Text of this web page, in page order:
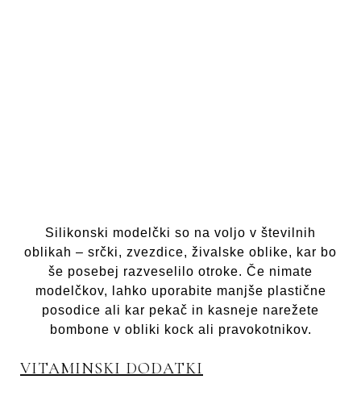
Silikonski modelčki so na voljo v številnih
oblikah – srčki, zvezdice, živalske oblike, kar bo
še posebej razveselilo otroke. Če nimate
modelčkov, lahko uporabite manjše plastične
posodice ali kar pekač in kasneje narežete
bombone v obliki kock ali pravokotnikov.
VITAMINSKI DODATKI